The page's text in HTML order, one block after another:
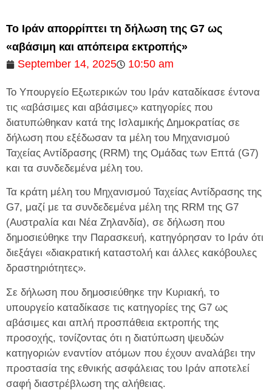
Το Ιράν απορρίπτει τη δήλωση της G7 ως
«αβάσιμη και απόπειρα εκτροπής»
September 14, 2025
10:50 am
Το Υπουργείο Εξωτερικών του Ιράν καταδίκασε έντονα
τις «αβάσιμες και αβάσιμες» κατηγορίες που
διατυπώθηκαν κατά της Ισλαμικής Δημοκρατίας σε
δήλωση που εξέδωσαν τα μέλη του Μηχανισμού
Ταχείας Αντίδρασης (RRM) της Ομάδας των Επτά (G7)
και τα συνδεδεμένα μέλη του.
Τα κράτη μέλη του Μηχανισμού Ταχείας Αντίδρασης της
G7, μαζί με τα συνδεδεμένα μέλη της RRM της G7
(Αυστραλία και Νέα Ζηλανδία), σε δήλωση που
δημοσιεύθηκε την Παρασκευή, κατηγόρησαν το Ιράν ότι
διεξάγει «διακρατική καταστολή και άλλες κακόβουλες
δραστηριότητες».
Σε δήλωση που δημοσιεύθηκε την Κυριακή, το
υπουργείο καταδίκασε τις κατηγορίες της G7 ως
αβάσιμες και απλή προσπάθεια εκτροπής της
προσοχής, τονίζοντας ότι η διατύπωση ψευδών
κατηγοριών εναντίον ατόμων που έχουν αναλάβει την
προστασία της εθνικής ασφάλειας του Ιράν αποτελεί
σαφή διαστρέβλωση της αλήθειας.